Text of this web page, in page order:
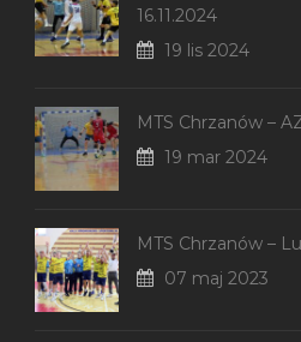
16.11.2024
19 lis 2024
MTS Chrzanów –
19 mar 2024
MTS Chrzanów –
07 maj 2023